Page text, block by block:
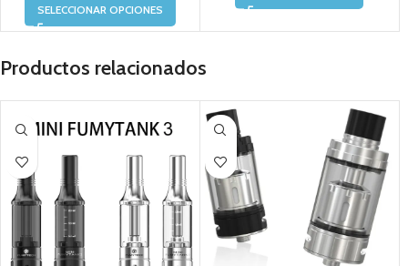
SELECCIONAR OPCIONES
Productos relacionados